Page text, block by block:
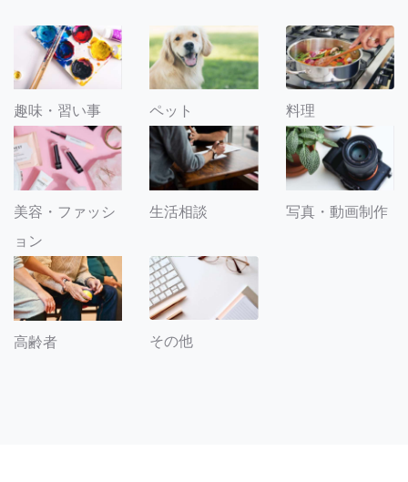
趣味・習い事 ペット 料理
美容・ファッシ
ョン
生活相談 写真・動画制作
高齢者 その他